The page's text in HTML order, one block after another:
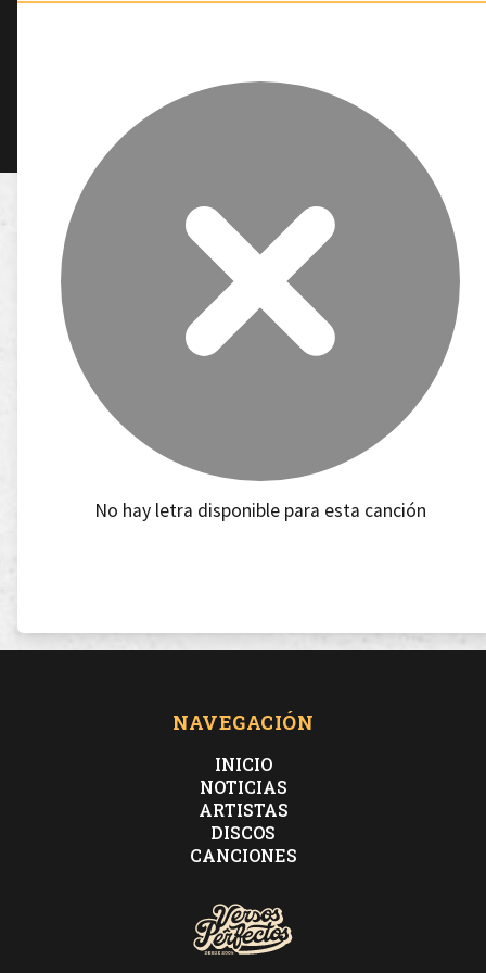
No hay letra disponible para esta canción
NAVEGACIÓN
INICIO
NOTICIAS
ARTISTAS
DISCOS
CANCIONES